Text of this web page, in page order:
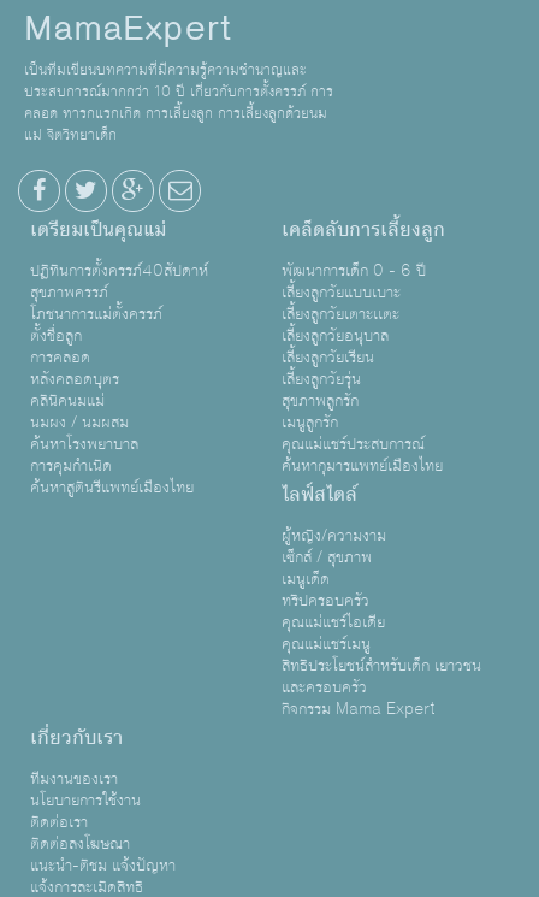
MamaExpert
เป็นทีมเขียนบทความที่มีความรู้ความชำนาญและ
ประสบการณ์มากกว่า 10 ปี เกี่ยวกับการตั้งครรภ์ การ
คลอด ทารกแรกเกิด การเลี้ยงลูก การเลี้ยงลูกด้วยนม
แม่ จิตวิทยาเด็ก
เตรียมเป็นคุณแม่
ปฏิทินการตั้งครรภ์40สัปดาห์
สุขภาพครรภ์
โภชนาการแม่ตั้งครรภ์
ตั้งชื่อลูก
การคลอด
หลังคลอดบุตร
คลินิคนมแม่
นมผง / นมผสม
ค้นหาโรงพยาบาล
การคุมกำเนิด
ค้นหาสูตินรีแพทย์เมืองไทย
เคล็ดลับการเลี้ยงลูก
พัฒนาการเด็ก 0 - 6 ปี
เลี้ยงลูกวัยแบบเบาะ
เลี้ยงลูกวัยเตาะเเตะ
เลี้ยงลูกวัยอนุบาล
เลี้ยงลูกวัยเรียน
เลี้ยงลูกวัยรุ่น
สุขภาพลูกรัก
เมนูลูกรัก
คุณแม่แชร์ประสบการณ์
ค้นหากุมารแพทย์เมืองไทย
ไลฟ์สไตล์
ผู้หญิง/ความงาม
เซ็กส์ / สุขภาพ
เมนูเด็ด
ทริปครอบครัว
คุณแม่แชร์ไอเดีย
คุณแม่แชร์เมนู
สิทธิประโยชน์สำหรับเด็ก เยาวชน
และครอบครัว
กิจกรรม Mama Expert
เกี่ยวกับเรา
ทีมงานของเรา
นโยบายการใช้งาน
ติดต่อเรา
ติดต่อลงโฆษณา
แนะนำ-ติชม แจ้งปัญหา
แจ้งการละเมิดสิทธิ